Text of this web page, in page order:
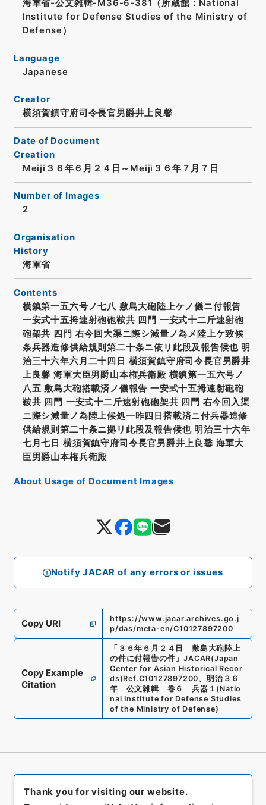
Notify JACAR of any errors or issues
海軍省-公文雑輯-M36-6-381（所蔵館：National
Institute for Defense Studies of the Ministry of
Defense）
Language
Japanese
Creator
横須賀鎮守府司令長官男爵井上良馨
Date of Document
Creation
Meiji３６年６月２４日～Meiji３６年７月７日
Number of Images
2
Organisation
History
海軍省
Contents
横鎮第一五六号ノ七八 敷島大砲陸上ケノ儀ニ付報告
一安式十五拇速射砲砲鞍共 四門 一安式十二斤速射砲
砲架共 四門 右今回大渠ニ際シ減量ノ為メ陸上ケ致候
条兵器造修供給規則第二十条ニ依リ此段及報告候也 明
治三十六年六月二十四日 横須賀鎮守府司令長官男爵井
上良馨 海軍大臣男爵山本権兵衛殿 横鎮第一五六号ノ
八五 敷島大砲搭載済ノ儀報告 一安式十五拇速射砲砲
鞍共 四門 一安式十二斤速射砲砲架共 四門 右今回入渠
ニ際シ減量ノ為陸上候処一昨四日搭載済ニ付兵器造修
供給規則第二十条ニ拠リ此段及報告候也 明治三十六年
七月七日 横須賀鎮守府司令長官男爵井上良馨 海軍大
臣男爵山本権兵衛殿
Copy URI
https://www.jacar.archives.go.j
p/das/meta-en/C10127897200
Copy Example
Citation
「 ３６年６月２４日 敷島大砲陸上
の件に付報告の件 」JACAR(Japan
Center for Asian Historical Recor
ds)Ref.C10127897200、明治３６
年 公文雑輯 巻６ 兵器１ (Natio
nal Institute for Defense Studies
of the Ministry of Defense)
About Usage of Document Images
Thank you for visiting our website.